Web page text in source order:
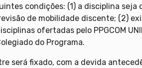
condições: (1) a disciplina
de mobilidade discente; (2)
ofertadas pelo PPGCOM
do Programa.
será fixado, com a devida